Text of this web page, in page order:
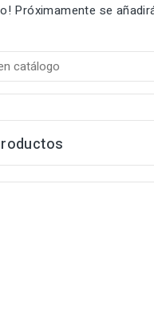
Próximamente se